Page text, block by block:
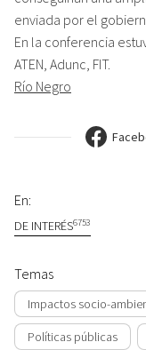
enviada por el
En la conferencia
ATEN, Adunc, FIT.
Río Negro
En:
DE INTERÉS6753
Temas
Impactos socio-
Políticas públicas